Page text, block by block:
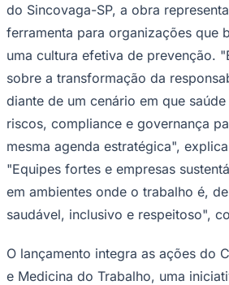
do Sincovaga-SP, a obra
ferramenta para organizações que
uma cultura efetiva de prevenção.
sobre a transformação da
diante de um cenário em que
riscos, compliance e governança
mesma agenda estratégica",
"Equipes fortes e empresas
em ambientes onde o trabalho é,
saudável, inclusivo e respeitoso",
O lançamento integra as ações do
e Medicina do Trabalho, uma